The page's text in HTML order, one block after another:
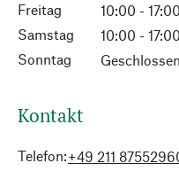
Freitag
10:00 -
Samstag
10:00 -
Sonntag
Geschlossen
Kontakt
Telefon:+49 211